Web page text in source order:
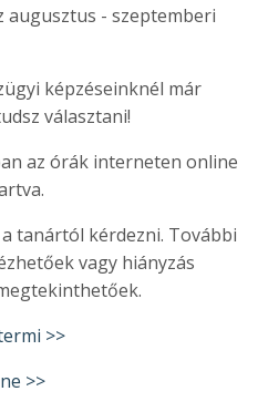
- szeptemberi
képzéseinknél már
választani!
az órák interneten online
tanártól kérdezni. További
vagy hiányzás
>>
>>